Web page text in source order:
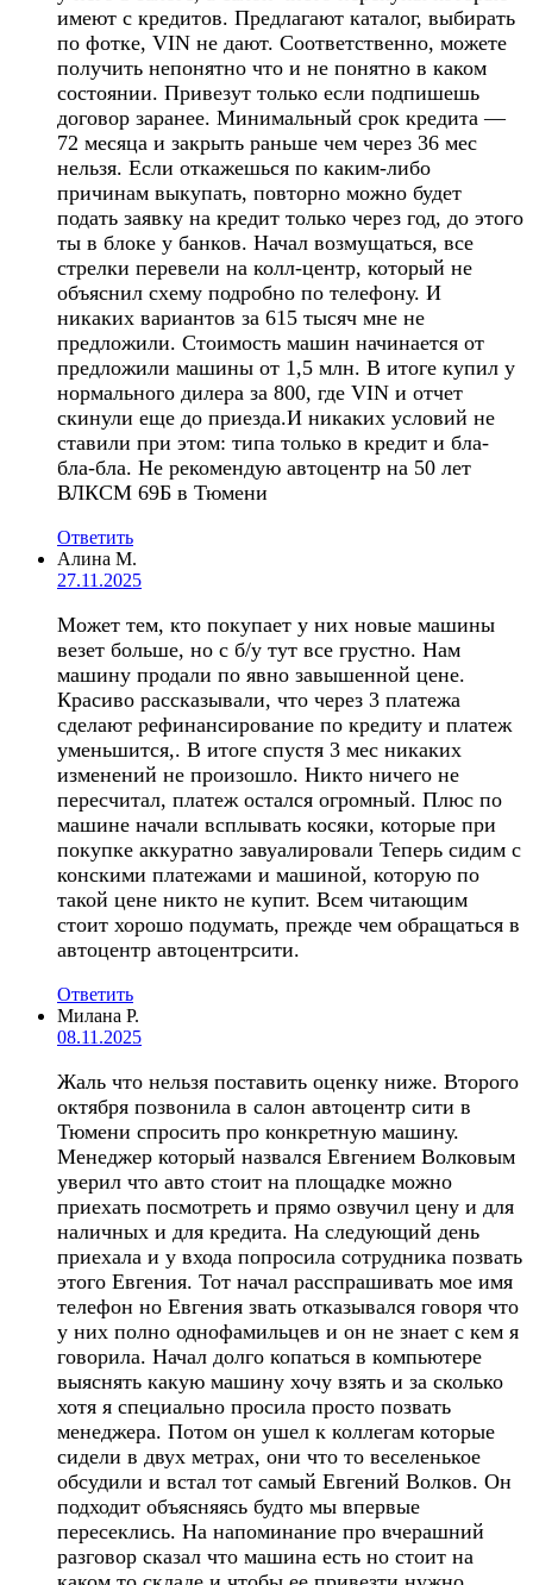
имеют с кредитов. Предлагают каталог, выбирать
по фотке, VIN не дают. Соответственно, можете
получить непонятно что и не понятно в каком
состоянии. Привезут только если подпишешь
договор заранее. Минимальный срок кредита —
72 месяца и закрыть раньше чем через 36 мес
нельзя. Если откажешься по каким-либо
причинам выкупать, повторно можно будет
подать заявку на кредит только через год, до этого
ты в блоке у банков. Начал возмущаться, все
стрелки перевели на колл-центр, который не
объяснил схему подробно по телефону. И
никаких вариантов за 615 тысяч мне не
предложили. Стоимость машин начинается от
предложили машины от 1,5 млн. В итоге купил у
нормального дилера за 800, где VIN и отчет
скинули еще до приезда.И никаких условий не
ставили при этом: типа только в кредит и бла-
бла-бла. Не рекомендую автоцентр на 50 лет
ВЛКСМ 69Б в Тюмени
Ответить
Алина М.
27.11.2025
Может тем, кто покупает у них новые машины
везет больше, но с б/у тут все грустно. Нам
машину продали по явно завышенной цене.
Красиво рассказывали, что через 3 платежа
сделают рефинансирование по кредиту и платеж
уменьшится,. В итоге спустя 3 мес никаких
изменений не произошло. Никто ничего не
пересчитал, платеж остался огромный. Плюс по
машине начали всплывать косяки, которые при
покупке аккуратно завуалировали Теперь сидим с
конскими платежами и машиной, которую по
такой цене никто не купит. Всем читающим
стоит хорошо подумать, прежде чем обращаться в
автоцентр автоцентрсити.
Ответить
Милана Р.
08.11.2025
Жаль что нельзя поставить оценку ниже. Второго
октября позвонила в салон автоцентр сити в
Тюмени спросить про конкретную машину.
Менеджер который назвался Евгением Волковым
уверил что авто стоит на площадке можно
приехать посмотреть и прямо озвучил цену и для
наличных и для кредита. На следующий день
приехала и у входа попросила сотрудника позвать
этого Евгения. Тот начал расспрашивать мое имя
телефон но Евгения звать отказывался говоря что
у них полно однофамильцев и он не знает с кем я
говорила. Начал долго копаться в компьютере
выяснять какую машину хочу взять и за сколько
хотя я специально просила просто позвать
менеджера. Потом он ушел к коллегам которые
сидели в двух метрах, они что то веселенькое
обсудили и встал тот самый Евгений Волков. Он
подходит объясняясь будто мы впервые
пересеклись. На напоминание про вчерашний
разговор сказал что машина есть но стоит на